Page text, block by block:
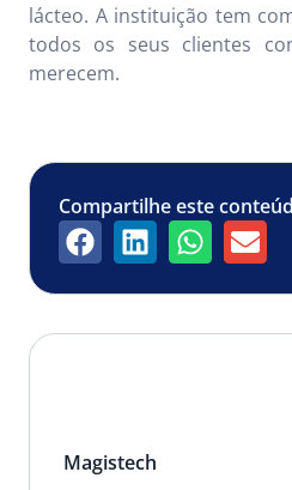
lácteo. A instituição tem
todos os seus clientes
merecem.
Compartilhe este
Magistech